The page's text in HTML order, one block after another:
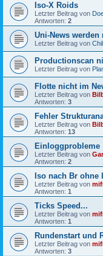
Iso-X Roids
Letzter Beitrag von
Antworten: 2
Uni-News
Letzter Beitrag von
Productionscan
Letzter Beitrag von
Flotte nicht im
Letzter Beitrag von
Antworten: 3
Fehler
Letzter Beitrag von
Antworten: 13
Einloggprobleme
Letzter Beitrag von
Antworten: 2
Iso nach Br ohne
Letzter Beitrag von
Antworten: 1
Ticks Speed...
Letzter Beitrag von
Antworten: 1
Rundenstart und
Letzter Beitrag von
Antworten: 3